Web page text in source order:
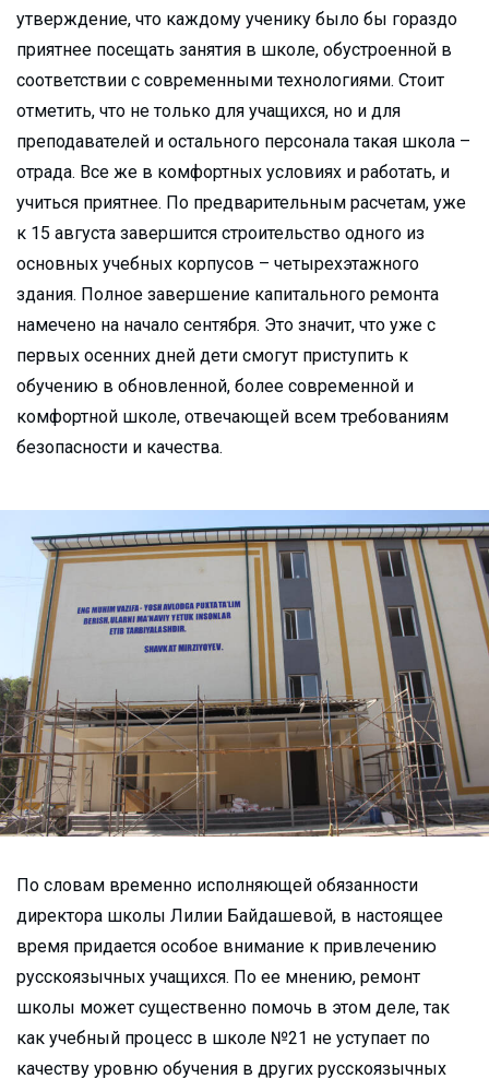
утверждение, что каждому ученику было бы гораздо
приятнее посещать занятия в школе, обустроенной в
соответствии с современными технологиями. Стоит
отметить, что не только для учащихся, но и для
преподавателей и остального персонала такая школа –
отрада. Все же в комфортных условиях и работать, и
учиться приятнее. По предварительным расчетам, уже
к 15 августа завершится строительство одного из
основных учебных корпусов – четырехэтажного
здания. Полное завершение капитального ремонта
намечено на начало сентября. Это значит, что уже с
первых осенних дней дети смогут приступить к
обучению в обновленной, более современной и
комфортной школе, отвечающей всем требованиям
безопасности и качества.
По словам временно исполняющей обязанности
директора школы Лилии Байдашевой, в настоящее
время придается особое внимание к привлечению
русскоязычных учащихся. По ее мнению, ремонт
школы может существенно помочь в этом деле, так
как учебный процесс в школе №21 не уступает по
качеству уровню обучения в других русскоязычных